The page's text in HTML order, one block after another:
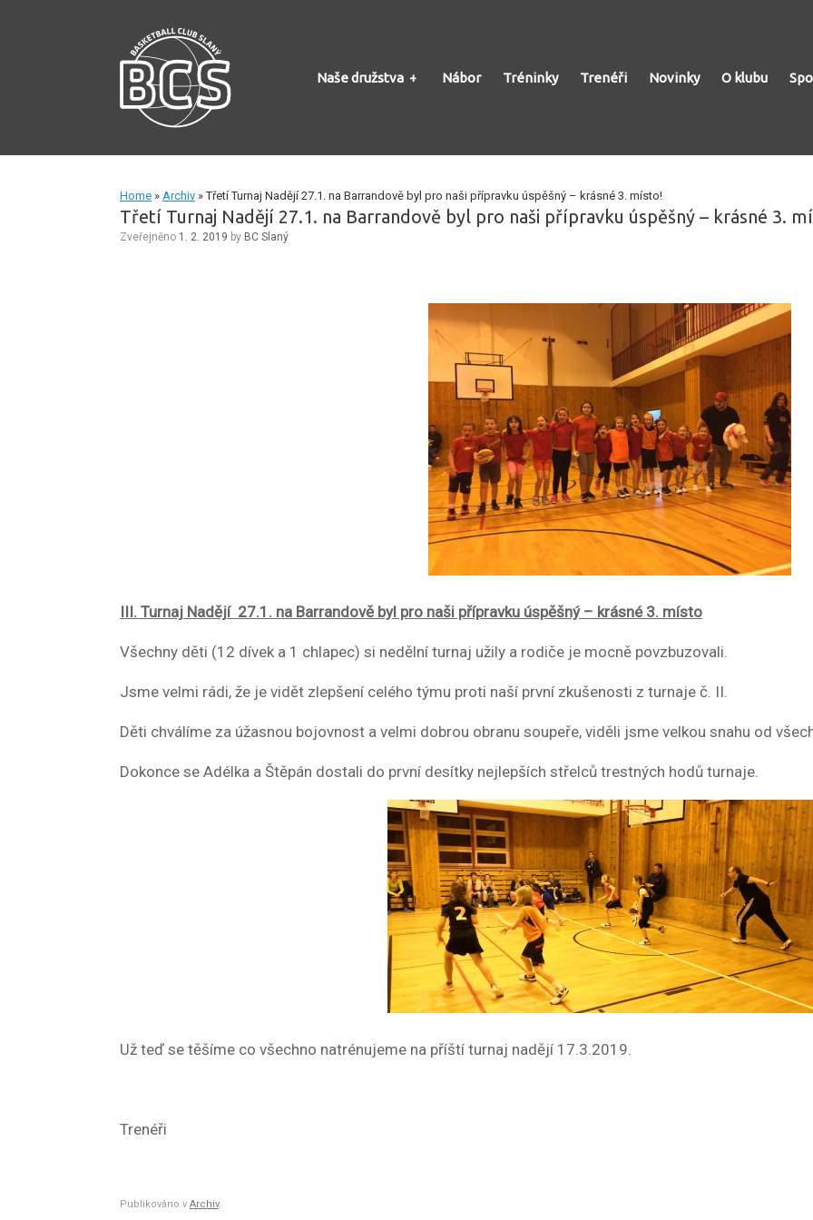
Naše družstva Nábor Tréninky Trenéři Novinky O klubu
Home » Archiv »Třetí Turnaj Nadějí 27.1. na Barrandově byl pro naši přípravku úspěšný – krásné 3. místo!
Třetí Turnaj Nadějí 27.1. na Barrandově byl pro naši přípravku úspěšný – krásné 3.
Zveřejněno 1. 2. 2019 by BC Slaný
III. Turnaj Nadějí 27.1. na Barrandově byl pro naši přípravku úspěšný – krásné 3. místo
Všechny děti (12 dívek a 1 chlapec) si nedělní turnaj užily a rodiče je mocně povzbuzovali.
Jsme velmi rádi, že je vidět zlepšení celého týmu proti naší první zkušenosti z turnaje č. II.
Děti chválíme za úžasnou bojovnost a velmi dobrou obranu soupeře, viděli jsme velkou snahu od
Dokonce se Adélka a Štěpán dostali do první desítky nejlepších střelců trestných hodů turnaje.
Už teď se těšíme co všechno natrénujeme na příští turnaj nadějí 17.3.2019.
Trenéři
Publikováno v Archiv.